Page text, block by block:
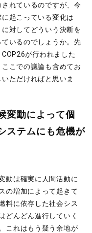
されているのですが、今
に起こっている変化は
に対してどういう決断を
ているのでしょうか。先
COP26が行われました
ここでの議論も含めてお
いただければと思いま
変動によって個
ステムにも危機が
動は確実に人間活動に
の増加によって起きて
料に依存した社会シス
どんどん進行していく
これはもう疑う余地が